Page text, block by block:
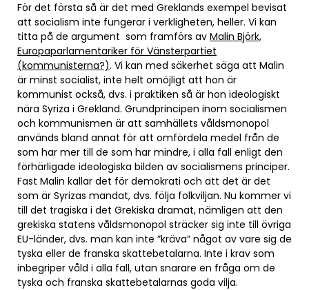
För det första så är det med Greklands exempel bevisat
att socialism inte fungerar i verkligheten, heller. Vi kan
titta på de argument som framförs av Malin Björk,
Europaparlamentariker för Vänsterpartiet
(kommunisterna?). Vi kan med säkerhet säga att Malin
är minst socialist, inte helt omöjligt att hon är
kommunist också, dvs. i praktiken så är hon ideologiskt
nära Syriza i Grekland. Grundprincipen inom socialismen
och kommunismen är att samhällets våldsmonopol
används bland annat för att omfördela medel från de
som har mer till de som har mindre, i alla fall enligt den
förhärligade ideologiska bilden av socialismens principer.
Fast Malin kallar det för demokrati och att det är det
som är Syrizas mandat, dvs. följa folkviljan. Nu kommer vi
till det tragiska i det Grekiska dramat, nämligen att den
grekiska statens våldsmonopol sträcker sig inte till övriga
EU-länder, dvs. man kan inte ”kräva” något av vare sig de
tyska eller de franska skattebetalarna. Inte i krav som
inbegriper våld i alla fall, utan snarare en fråga om de
tyska och franska skattebetalarnas goda vilja.